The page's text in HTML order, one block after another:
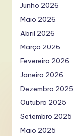
Junho 2026
Maio 2026
Abril 2026
Março 2026
Fevereiro 2026
Janeiro 2026
Dezembro 2025
Outubro 2025
Setembro 2025
Maio 2025